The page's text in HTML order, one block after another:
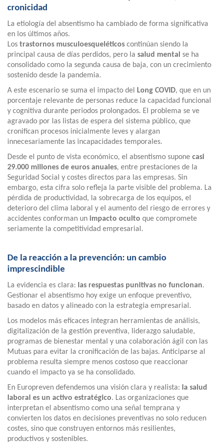
cronicidad
La etiología del absentismo ha cambiado de forma significativa
en los últimos años.
Los trastornos musculoesqueléticos continúan siendo la
principal causa de días perdidos, pero la salud mental se ha
consolidado como la segunda causa de baja, con un crecimiento
sostenido desde la pandemia.
A este escenario se suma el impacto del
Long COVID, que en un
porcentaje relevante de personas reduce la capacidad funcional
y cognitiva durante periodos prolongados. El problema se ve
agravado por las listas de espera del sistema público, que
cronifican procesos inicialmente leves y alargan
innecesariamente las incapacidades temporales.
Desde el punto de vista económico, el absentismo supone casi
29.000 millones de euros anuales, entre prestaciones de la
Seguridad Social y costes directos para las empresas. Sin
embargo, esta cifra solo refleja la parte visible del problema. La
pérdida de productividad, la sobrecarga de los equipos, el
deterioro del clima laboral y el aumento del riesgo de errores y
accidentes conforman un impacto oculto que compromete
seriamente la competitividad empresarial.
De la reacción a la prevención: un cambio
imprescindible
La evidencia es clara: las respuestas punitivas no funcionan.
Gestionar el absentismo hoy exige un enfoque preventivo,
basado en datos y alineado con la estrategia empresarial.
Los modelos más eficaces integran herramientas de análisis,
digitalización de la gestión preventiva, liderazgo saludable,
programas de bienestar mental y una colaboración ágil con las
Mutuas para evitar la cronificación de las bajas. Anticiparse al
problema resulta siempre menos costoso que reaccionar
cuando el impacto ya se ha consolidado.
En Europreven defendemos una visión clara y realista: la salud
laboral es un activo estratégico. Las organizaciones que
interpretan el absentismo como una señal temprana y
convierten los datos en decisiones preventivas no solo reducen
costes, sino que construyen entornos más resilientes,
productivos y sostenibles.